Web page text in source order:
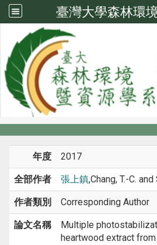
臺灣大學森林環
系所成員
系所成員
年度 2017
全部作者 張上鎮,Chang, T.-C. and
作者類別 Corresponding Author
論文名稱
Multiple
heartwood extract